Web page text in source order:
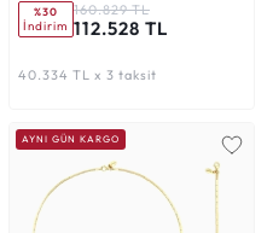
%30
İndirim
160.829 TL
112.528 TL
40.334 TL x 3 taksit
AYNI GÜN KARGO